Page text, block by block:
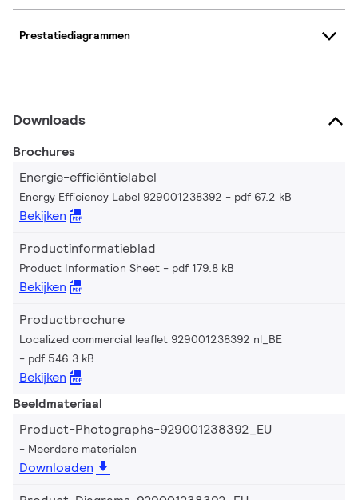
Prestatiediagrammen
Downloads
Brochures
Energie-efficiëntielabel
Energy Efficiency Label 929001238392 pdf 67.2 kB
Bekijken
Productinformatieblad
Product Information Sheet pdf 179.8 kB
Bekijken
Productbrochure
Localized commercial leaflet 929001238392 nl_BE
pdf 546.3 kB
Bekijken
Beeldmateriaal
Product-Photographs-929001238392_EU
Meerdere materialen
Downloaden